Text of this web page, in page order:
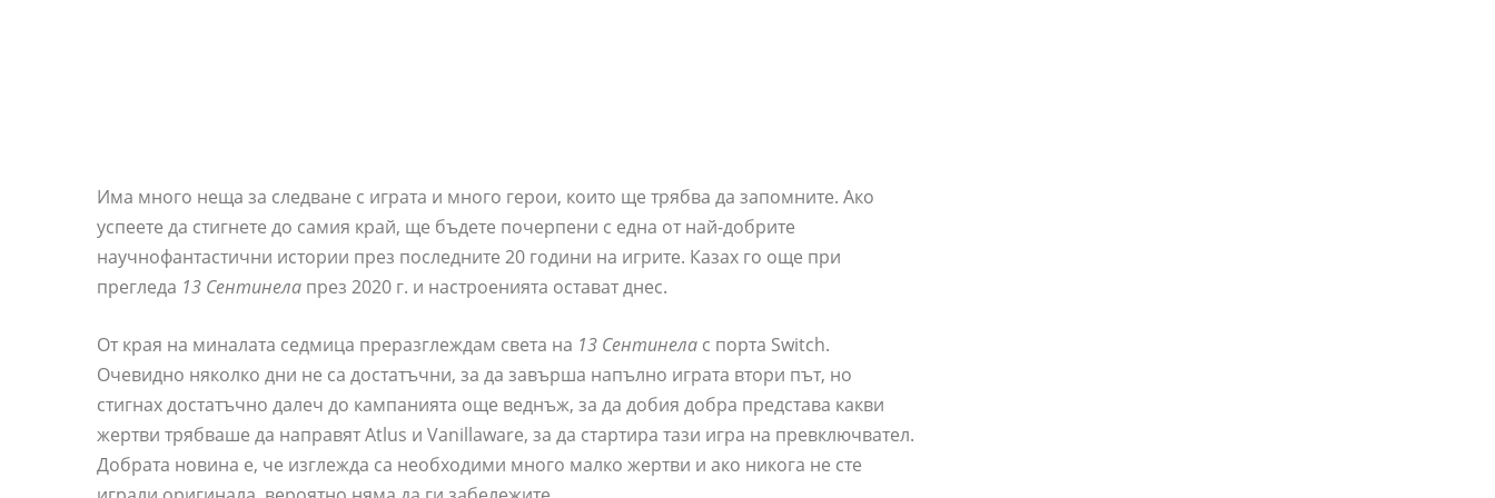
Има много неща за следване с играта и много герои, които ще трябва да запомните. Ако
успеете да стигнете до самия край, ще бъдете почерпени с една от най-добрите
научнофантастични истории през последните 20 години на игрите. Казах го още при
прегледа 13 Сентинела през 2020 г. и настроенията остават днес.
От края на миналата седмица преразглеждам света на 13 Сентинела с порта Switch.
Очевидно няколко дни не са достатъчни, за да завърша напълно играта втори път, но
стигнах достатъчно далеч до кампанията още веднъж, за да добия добра представа какви
жертви трябваше да направят Atlus и Vanillaware, за да стартира тази игра на превключвател.
Добрата новина е, че изглежда са необходими много малко жертви и ако никога не сте